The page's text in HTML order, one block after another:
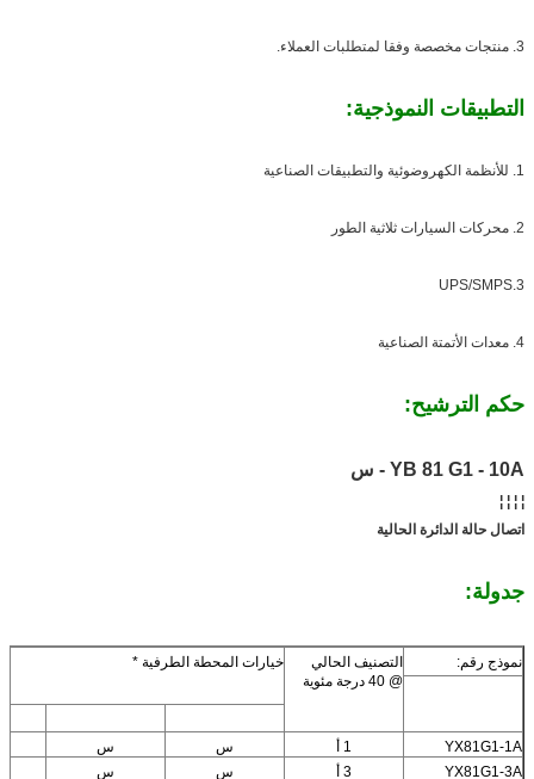
3. منتجات مخصصة وفقا لمتطلبات العملاء.
التطبيقات النموذجية:
1. للأنظمة الكهروضوئية والتطبيقات الصناعية
2. محركات السيارات ثلاثية الطور
3.UPS/SMPS
4. معدات الأتمتة الصناعية
حكم الترشيح:
YB 81 G1 - 10A - س
¦ ¦ ¦ ¦
اتصال حالة الدائرة الحالية
جدولة:
نموذج رقم:
التصنيف الحالي
@ 40 درجة مئوية
خيارات المحطة الطرفية *
YX81G1-1A 1 أ س
س
YX81G1-3A
3 أ س س